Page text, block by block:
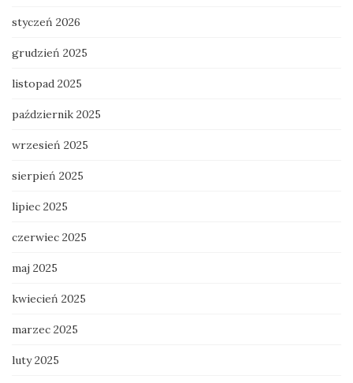
styczeń 2026
grudzień 2025
listopad 2025
październik 2025
wrzesień 2025
sierpień 2025
lipiec 2025
czerwiec 2025
maj 2025
kwiecień 2025
marzec 2025
luty 2025